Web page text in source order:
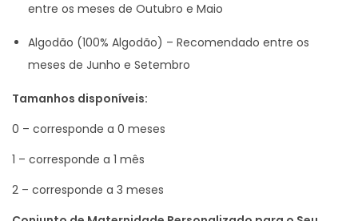
e
i
n
o
r
s
entre os meses de Outubro e Maio
Algodão (100% Algodão) – Recomendado entre os
meses de Junho e Setembro
Tamanhos disponíveis:
0 – corresponde a 0 meses
1 – corresponde a 1 mês
2 – corresponde a 3 meses